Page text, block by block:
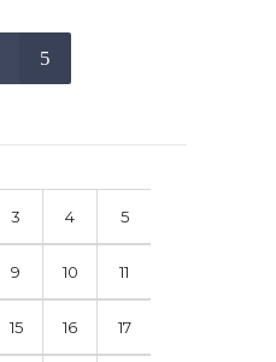
3 4 5
9 10 11
15 16 17